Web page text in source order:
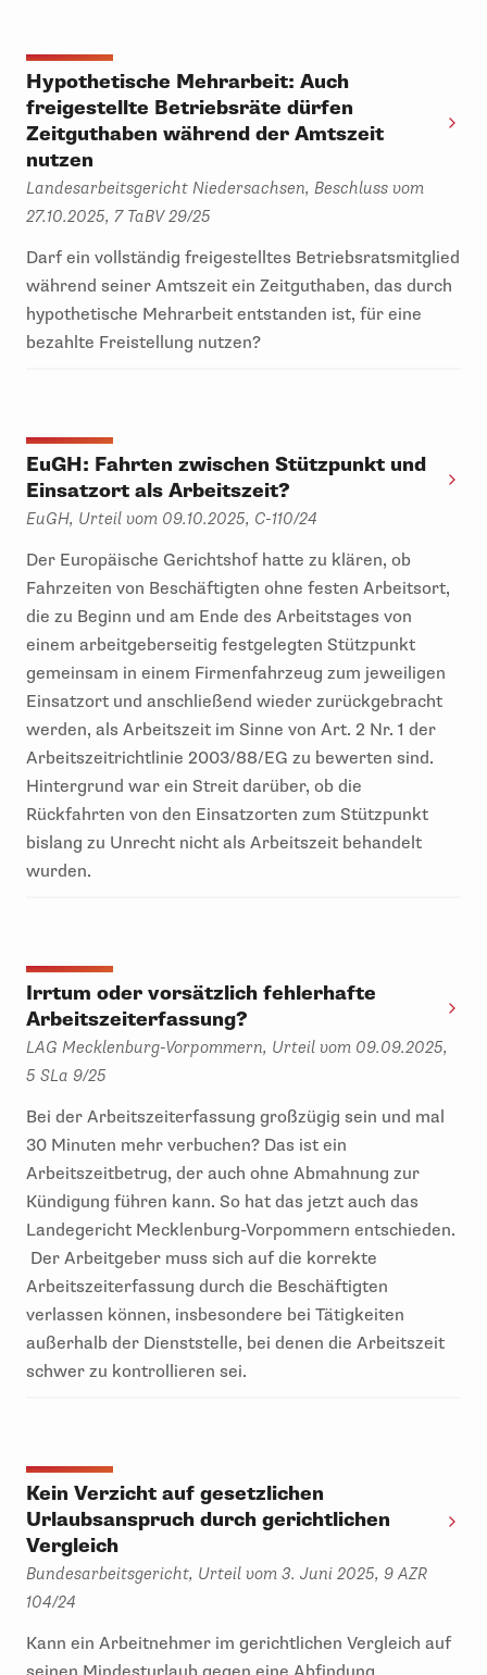
Hypothetische Mehrarbeit: Auch
freigestellte Betriebsräte dürfen
Zeitguthaben während der Amtszeit
nutzen
Landesarbeitsgericht Niedersachsen, Beschluss vom
27.10.2025, 7 TaBV 29/25
Darf ein vollständig freigestelltes Betriebsratsmitglied
während seiner Amtszeit ein Zeitguthaben, das durch
hypothetische Mehrarbeit entstanden ist, für eine
bezahlte Freistellung nutzen?
EuGH: Fahrten zwischen Stützpunkt und
Einsatzort als Arbeitszeit?
EuGH, Urteil vom 09.10.2025, C-110/24
Der Europäische Gerichtshof hatte zu klären, ob
Fahrzeiten von Beschäftigten ohne festen Arbeitsort,
die zu Beginn und am Ende des Arbeitstages von
einem arbeitgeberseitig festgelegten Stützpunkt
gemeinsam in einem Firmenfahrzeug zum jeweiligen
Einsatzort und anschließend wieder zurückgebracht
werden, als Arbeitszeit im Sinne von Art. 2 Nr. 1 der
Arbeitszeitrichtlinie 2003/88/EG zu bewerten sind.
Hintergrund war ein Streit darüber, ob die
Rückfahrten von den Einsatzorten zum Stützpunkt
bislang zu Unrecht nicht als Arbeitszeit behandelt
wurden.
Irrtum oder vorsätzlich fehlerhafte
Arbeitszeiterfassung?
LAG Mecklenburg-Vorpommern, Urteil vom 09.09.2025,
5 SLa 9/25
Bei der Arbeitszeiterfassung großzügig sein und mal
30 Minuten mehr verbuchen? Das ist ein
Arbeitszeitbetrug, der auch ohne Abmahnung zur
Kündigung führen kann. So hat das jetzt auch das
Landegericht Mecklenburg-Vorpommern entschieden.
Der Arbeitgeber muss sich auf die korrekte
Arbeitszeiterfassung durch die Beschäftigten
verlassen können, insbesondere bei Tätigkeiten
außerhalb der Dienststelle, bei denen die Arbeitszeit
schwer zu kontrollieren sei.
Kein Verzicht auf gesetzlichen
Urlaubsanspruch durch gerichtlichen
Vergleich
Bundesarbeitsgericht, Urteil vom 3. Juni 2025, 9 AZR
104/24
Kann ein Arbeitnehmer im gerichtlichen Vergleich auf